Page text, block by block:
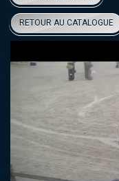
RETOUR AU CATALOGUE